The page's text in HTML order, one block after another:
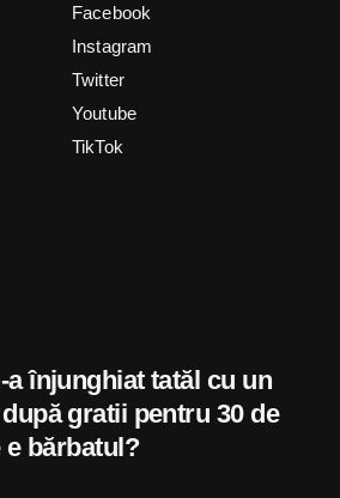
Facebook
Instagram
Twitter
Youtube
TikTok
a înjunghiat tatăl cu un
gratii pentru 30 de
e bărbatul?